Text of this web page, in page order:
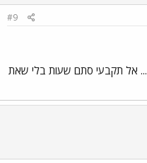
#9
... אל תקבעי סתם שעות בלי שאת